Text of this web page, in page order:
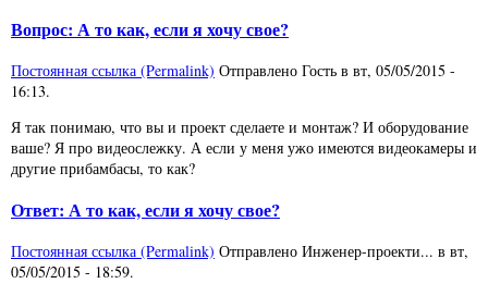
Вопрос: А то как, если я хочу свое?
Постоянная ссылка (Permalink) Отправлено Гость в вт, 05/05/2015 -
16:13.
Я так понимаю, что вы и проект сделаете и монтаж? И оборудование
ваше? Я про видеослежку. А если у меня ужо имеются видеокамеры и
другие прибамбасы, то как?
Ответ: А то как, если я хочу свое?
Постоянная ссылка (Permalink) Отправлено Инженер-проекти... в вт,
05/05/2015 - 18:59.